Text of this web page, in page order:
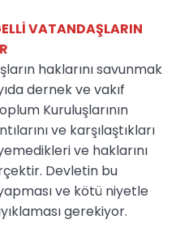
VATANDAŞLARIN
haklarını savunmak
dernek ve vakıf
Kuruluşlarının
ve karşılaştıkları
ve haklarını
Devletin bu
ve kötü niyetle
gerekiyor.